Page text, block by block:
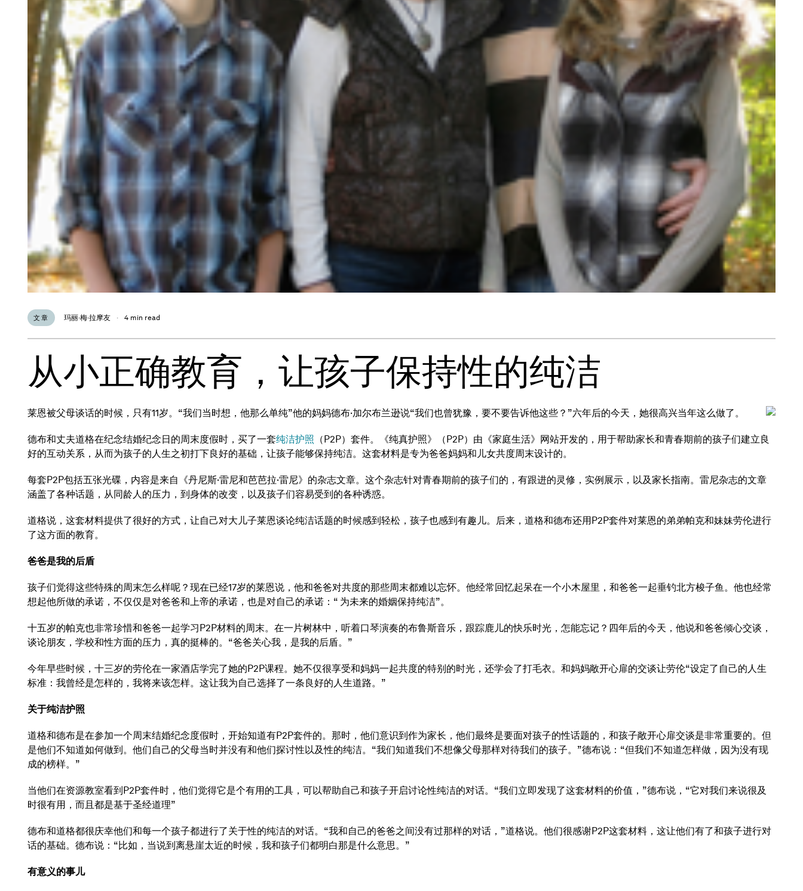
文章 玛丽·梅·拉摩友 · 4 min read
从小正确教育，让孩子保持性的纯洁
莱恩被父母谈话的时候，只有11岁。“我们当时想，他那么单纯”他的妈妈德布·加尔布兰逊说“我们也曾犹豫，要不要告诉他这些？”六年后的今天，她很高兴当年这么做了。
德布和丈夫道格在纪念结婚纪念日的周末度假时，买了一套纯洁护照 （P2P）套件。《纯真护照》（P2P）由《家庭生活》网站开发的，用于帮助家长和青春期前的孩子们建立良
好的互动关系，从而为孩子的人生之初打下良好的基础，让孩子能够保持纯洁。这套材料是专为爸爸妈妈和儿女共度周末设计的。
每套P2P包括五张光碟，内容是来自《丹尼斯·雷尼和芭芭拉·雷尼》的杂志文章。这个杂志针对青春期前的孩子们的，有跟进的灵修，实例展示，以及家长指南。雷尼杂志的文章
涵盖了各种话题，从同龄人的压力，到身体的改变，以及孩子们容易受到的各种诱惑。
道格说，这套材料提供了很好的方式，让自己对大儿子莱恩谈论纯洁话题的时候感到轻松，孩子也感到有趣儿。后来，道格和德布还用P2P套件对莱恩的弟弟帕克和妹妹劳伦进行
了这方面的教育。
爸爸是我的后盾
孩子们觉得这些特殊的周末怎么样呢？现在已经17岁的莱恩说，他和爸爸对共度的那些周末都难以忘怀。他经常回忆起呆在一个小木屋里，和爸爸一起垂钓北方梭子鱼。他也经常
想起他所做的承诺，不仅仅是对爸爸和上帝的承诺，也是对自己的承诺：“ 为未来的婚姻保持纯洁”。
十五岁的帕克也非常珍惜和爸爸一起学习P2P材料的周末。在一片树林中，听着口琴演奏的布鲁斯音乐，跟踪鹿儿的快乐时光，怎能忘记？四年后的今天，他说和爸爸倾心交谈，
谈论朋友，学校和性方面的压力，真的挺棒的。“爸爸关心我，是我的后盾。”
今年早些时候，十三岁的劳伦在一家酒店学完了她的P2P课程。她不仅很享受和妈妈一起共度的特别的时光，还学会了打毛衣。和妈妈敞开心扉的交谈让劳伦“设定了自己的人生
标准：我曾经是怎样的，我将来该怎样。这让我为自己选择了一条良好的人生道路。”
关于纯洁护照
道格和德布是在参加一个周末结婚纪念度假时，开始知道有P2P套件的。那时，他们意识到作为家长，他们最终是要面对孩子的性话题的，和孩子敞开心扉交谈是非常重要的。但
是他们不知道如何做到。他们自己的父母当时并没有和他们探讨性以及性的纯洁。“我们知道我们不想像父母那样对待我们的孩子。”德布说：“但我们不知道怎样做，因为没有现
成的榜样。”
当他们在资源教室看到P2P套件时，他们觉得它是个有用的工具，可以帮助自己和孩子开启讨论性纯洁的对话。“我们立即发现了这套材料的价值，”德布说，“它对我们来说很及
时很有用，而且都是基于圣经道理”
德布和道格都很庆幸他们和每一个孩子都进行了关于性的纯洁的对话。“我和自己的爸爸之间没有过那样的对话，”道格说。他们很感谢P2P这套材料，这让他们有了和孩子进行对
话的基础。德布说：“比如，当说到离悬崖太近的时候，我和孩子们都明白那是什么意思。”
有意义的事儿